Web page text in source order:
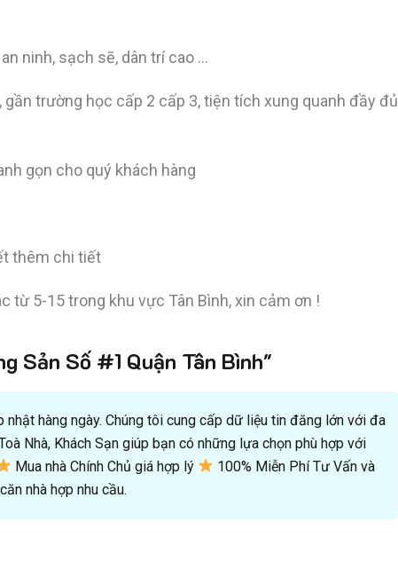
ninh, sạch sẽ, dân trí cao …
trường học cấp 2 cấp 3, tiện tích xung quanh đầy đủ
gọn cho quý khách hàng
thêm chi tiết
từ 5-15 trong khu vực Tân Bình, xin cảm ơn !
Sản Số #1 Quận Tân Bình"
hàng ngày. Chúng tôi cung cấp dữ liệu tin đăng lớn với đa
Nhà, Khách Sạn giúp bạn có những lựa chọn phù hợp với
Mua nhà Chính Chủ giá hợp lý
100% Miễn Phí Tư Vấn và
nhà hợp nhu cầu.